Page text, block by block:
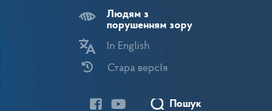
Людям з
порушенням зору
In English
Стара версІя
Пошук